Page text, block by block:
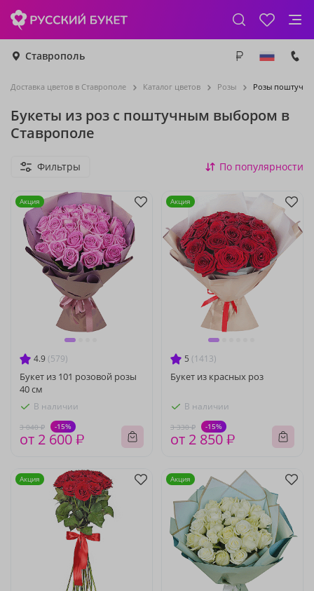
Ставрополь
Доставка цветов в Ставрополе Каталог цветов Розы Розы поштучно
Букеты из роз с поштучным выбором в
Ставрополе
Фильтры По популярности
4.9 (579)
Букет из 101 розовой розы
40 см
В наличии
3 040 ₽ -15%
от 2 600 ₽
Акция
5 (1413)
Букет из красных роз
В наличии
3 330 ₽ -15%
от 2 850 ₽
Акция
Акция Акция